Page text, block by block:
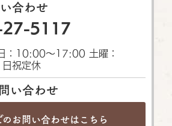
合わせ
5117
：10:00〜17:00 土曜：
祝定休
い合わせ
のお問い合わせは こちら